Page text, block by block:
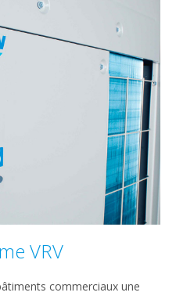
VRV
commerciaux une